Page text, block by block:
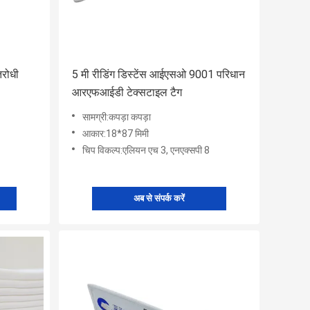
5 मी रीडिंग डिस्टेंस आईएसओ 9001 परिधान
आरएफआईडी टेक्सटाइल टैग
सामग्री:कपड़ा कपड़ा
आकार:18*87 मिमी
चिप विकल्प:एलियन एच 3, एनएक्सपी 8
अब से संपर्क करें